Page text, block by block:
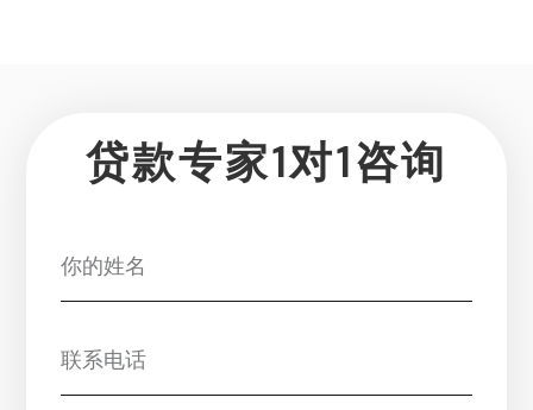
贷款专家1对1咨询